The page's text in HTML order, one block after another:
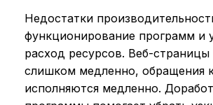
Недостатки
функционирование программ и
расход ресурсов. Веб-страницы
слишком медленно, обращения
исполняются медленно.